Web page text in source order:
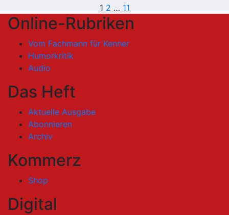
der
Beiträge
1 2 … 11
Online-Rubriken
Vom Fachmann für Kenner
Humorkritik
Audio
Das Heft
Aktuelle Ausgabe
Abonnieren
Archiv
Kommerz
Shop
Digital